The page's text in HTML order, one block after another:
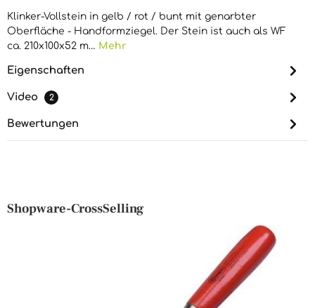
Klinker-Vollstein in gelb / rot / bunt mit genarbter
Oberfläche - Handformziegel. Der Stein ist auch als WF
ca. 210x100x52 m… Mehr
Eigenschaften
Video 2
Bewertungen
Produktgalerie überspringen
Shopware-CrossSelling